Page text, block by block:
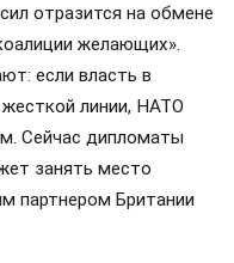
отразится на обмене
желающих».
если власть в
линии, НАТО
Сейчас дипломаты
занять место
партнером Британии